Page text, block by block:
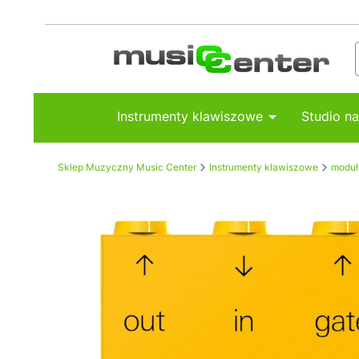
Instrumenty klawiszowe Studio
Sklep Muzyczny Music Center Instrumenty klawiszowe